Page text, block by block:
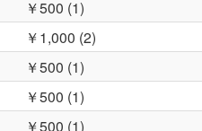
￥500 (1)
￥1,000 (2)
￥500 (1)
￥500 (1)
￥500 (1)